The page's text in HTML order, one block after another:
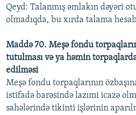
Qeyd: Talanmış əmlakın dəyəri
olmadıqda, bu xırda talama
Maddə 70. Meşə fondu
tutulması və ya həmin
edilməsi
Meşə fondu torpaqlarının
istifadə barəsində lazımi icazə
sahələrində tikinti işlərinin